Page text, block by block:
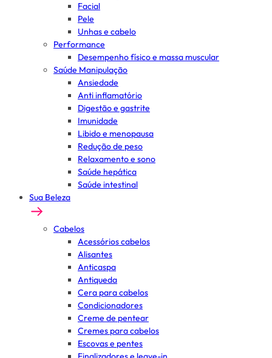
Facial
Pele
Unhas e cabelo
Performance
Desempenho físico e massa muscular
Saúde Manipulação
Ansiedade
Anti inflamatório
Digestão e gastrite
Imunidade
Libido e menopausa
Redução de peso
Relaxamento e sono
Saúde hepática
Saúde intestinal
Sua Beleza
Cabelos
Acessórios cabelos
Alisantes
Anticaspa
Antiqueda
Cera para cabelos
Condicionadores
Creme de pentear
Cremes para cabelos
Escovas e pentes